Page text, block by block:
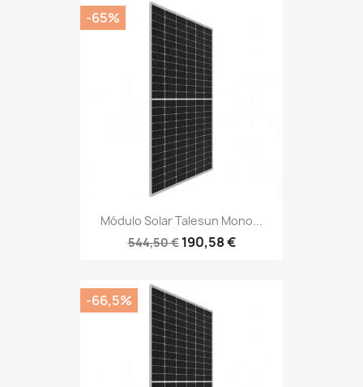
Módulo Solar Talesun Mono...
544,50 € 190,58 €
-65%
-66,5%